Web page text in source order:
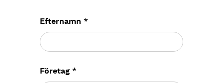
Efternamn *
Företag *